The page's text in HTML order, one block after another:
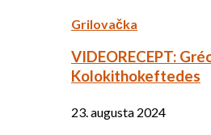
Grilovačka
VIDEORECEPT:
Kolokithokeftedes
23. augusta 2024